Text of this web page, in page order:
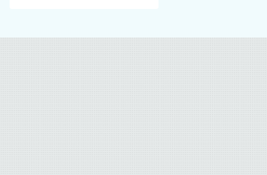
Aqui, a gente pensa nisso todos
os dias!Temos em nossa fórmula
colaboradores especiais e é com
eles que aprendemos a dar o
nosso melhor diariamente, nos